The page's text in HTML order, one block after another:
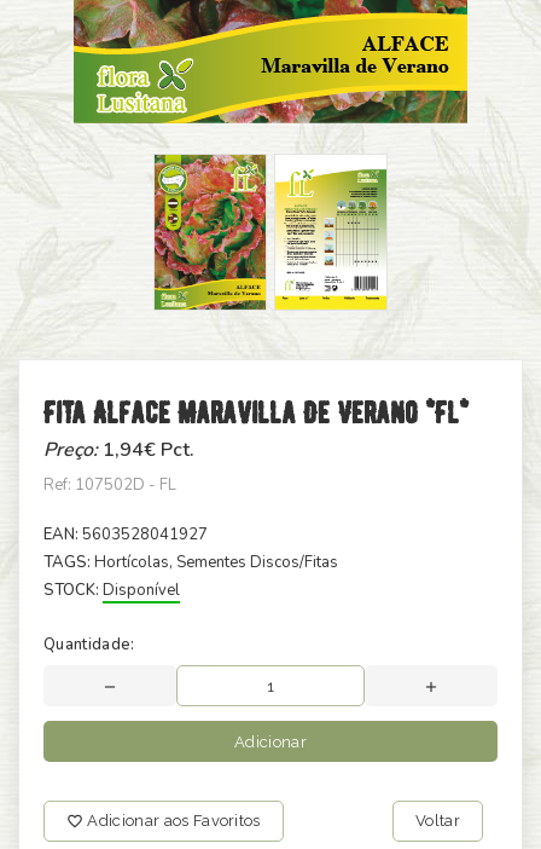
Fita Alface Maravilla De Verano *fl*
Preço:1,94€ Pct.
Ref: 107502D - FL
EAN: 5603528041927
TAGS: Hortícolas, Sementes Discos/Fitas
STOCK: Disponível
Quantidade:
Adicionar
Adicionar aos Favoritos Voltar